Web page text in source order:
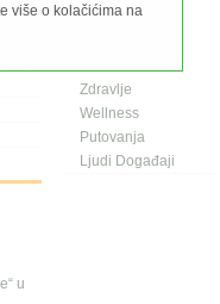
u
Blog
Zdravlje
Wellness
Putovanja
Ljudi Događaji
više o kolačićima na